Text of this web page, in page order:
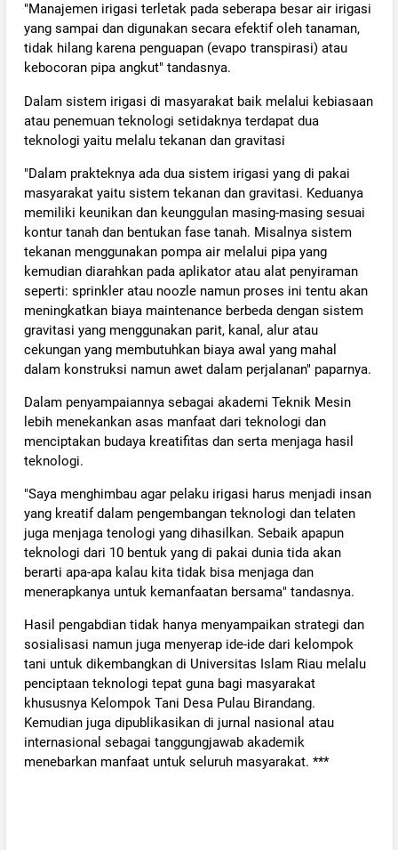
"Manajemen irigasi terletak pada seberapa besar air irigasi
yang sampai dan digunakan secara efektif oleh tanaman,
tidak hilang karena penguapan (evapo transpirasi) atau
kebocoran pipa angkut" tandasnya.
Dalam sistem irigasi di masyarakat baik melalui kebiasaan
atau penemuan teknologi setidaknya terdapat dua
teknologi yaitu melalu tekanan dan gravitasi
"Dalam prakteknya ada dua sistem irigasi yang di pakai
masyarakat yaitu sistem tekanan dan gravitasi. Keduanya
memiliki keunikan dan keunggulan masing-masing sesuai
kontur tanah dan bentukan fase tanah. Misalnya sistem
tekanan menggunakan pompa air melalui pipa yang
kemudian diarahkan pada aplikator atau alat penyiraman
seperti: sprinkler atau noozle namun proses ini tentu akan
meningkatkan biaya maintenance berbeda dengan sistem
gravitasi yang menggunakan parit, kanal, alur atau
cekungan yang membutuhkan biaya awal yang mahal
dalam konstruksi namun awet dalam perjalanan" paparnya.
Dalam penyampaiannya sebagai akademi Teknik Mesin
lebih menekankan asas manfaat dari teknologi dan
menciptakan budaya kreatifitas dan serta menjaga hasil
teknologi.
"Saya menghimbau agar pelaku irigasi harus menjadi insan
yang kreatif dalam pengembangan teknologi dan telaten
juga menjaga tenologi yang dihasilkan. Sebaik apapun
teknologi dari 10 bentuk yang di pakai dunia tida akan
berarti apa-apa kalau kita tidak bisa menjaga dan
menerapkanya untuk kemanfaatan bersama" tandasnya.
Hasil pengabdian tidak hanya menyampaikan strategi dan
sosialisasi namun juga menyerap ide-ide dari kelompok
tani untuk dikembangkan di Universitas Islam Riau melalu
penciptaan teknologi tepat guna bagi masyarakat
khususnya Kelompok Tani Desa Pulau Birandang.
Kemudian juga dipublikasikan di jurnal nasional atau
internasional sebagai tanggungjawab akademik
menebarkan manfaat untuk seluruh masyarakat. ***